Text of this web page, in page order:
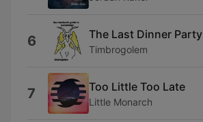
6 The Last Dinner Party
Timbrogolem
7 Too Little Too Late
Little Monarch